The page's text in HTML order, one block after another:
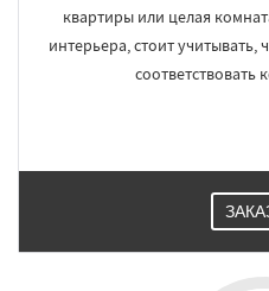
квартиры или целая
интерьера, стоит
соответствовать